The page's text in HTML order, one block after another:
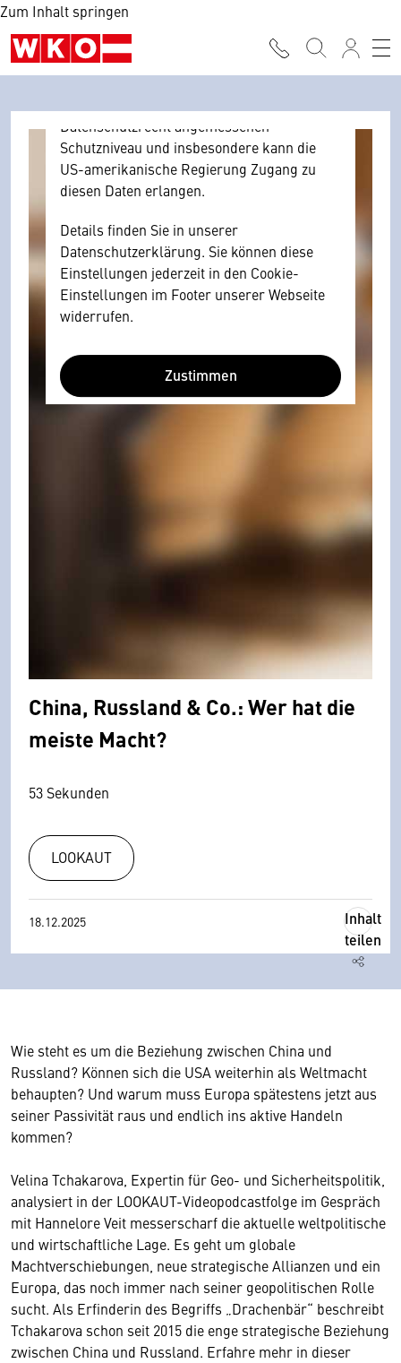
Zum Inhalt springen
Browser personenbezogene technische
Daten zu Geräten und Nutzerverhalten
mitunter mit US-amerikanischen Anbietern
Datenschutzrecht angemessenen
Schutzniveau und insbesondere kann die
US-amerikanische Regierung Zugang zu
diesen Daten erlangen.
Details finden Sie in unserer
Datenschutzerklärung. Sie können diese
Einstellungen jederzeit in den Cookie-
Einstellungen im Footer unserer Webseite
widerrufen.
Zustimmen
China, Russland & Co.: Wer hat die
meiste Macht?
53 Sekunden
LOOKAUT
18.12.2025
Inhalt
teilen
Wie steht es um die Beziehung zwischen China und
Russland? Können sich die USA weiterhin als Weltmacht
behaupten? Und warum muss Europa spätestens jetzt aus
seiner Passivität raus und endlich ins aktive Handeln
kommen?
Velina Tchakarova, Expertin für Geo- und Sicherheitspolitik,
analysiert in der LOOKAUT-Videopodcastfolge im Gespräch
mit Hannelore Veit messerscharf die aktuelle weltpolitische
und wirtschaftliche Lage. Es geht um globale
Machtverschiebungen, neue strategische Allianzen und ein
Europa, das noch immer nach seiner geopolitischen Rolle
sucht. Als Erfinderin des Begriffs „Drachenbär“ beschreibt
Tchakarova schon seit 2015 die enge strategische Beziehung
zwischen China und Russland. Erfahre mehr in dieser